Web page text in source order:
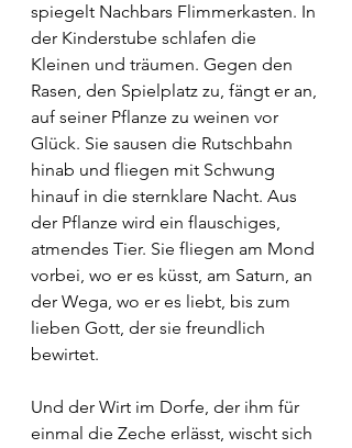
spiegelt Nachbars Flimmerkasten. In
der Kinderstube schlafen die
Kleinen und träumen. Gegen den
Rasen, den Spielplatz zu, fängt er an,
auf seiner Pflanze zu weinen vor
Glück. Sie sausen die Rutschbahn
hinab und fliegen mit Schwung
hinauf in die sternklare Nacht. Aus
der Pflanze wird ein flauschiges,
atmendes Tier. Sie fliegen am Mond
vorbei, wo er es küsst, am Saturn, an
der Wega, wo er es liebt, bis zum
lieben Gott, der sie freundlich
bewirtet.
Und der Wirt im Dorfe, der ihm für
einmal die Zeche erlässt, wischt sich